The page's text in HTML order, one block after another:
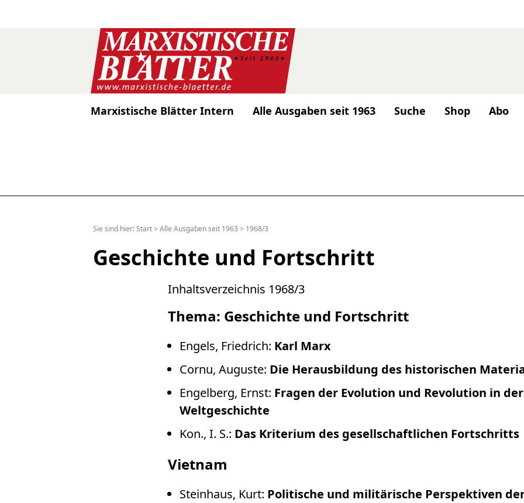
Marxistische Blätter Intern Alle Ausgaben seit 1963 Suche Shop Abo
Sie sind hier:Start >Alle Ausgaben seit 1963 > 1968/3
Geschichte und Fortschritt
Inhaltsverzeichnis 1968/3
Thema: Geschichte und Fortschritt
Engels, Friedrich: Karl Marx
Cornu, Auguste: Die Herausbildung des historischen
Engelberg, Ernst: Fragen der Evolution und Revolution in der
Weltgeschichte
Kon., I. S.: Das Kriterium des gesellschaftlichen Fortschritts
Vietnam
Steinhaus, Kurt: Politische und militärische Perspektiven